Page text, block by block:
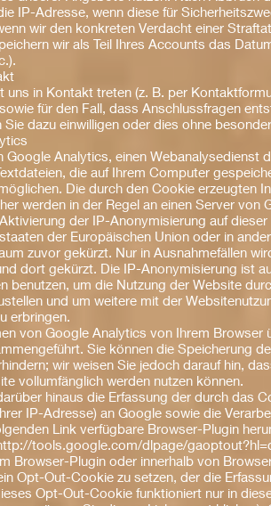
IP-Adresse, wenn diese für
wir den konkreten Verdacht einer
wir als Teil Ihres Accounts das
uns in Kontakt treten (z. B. per
für den Fall, dass Anschlussfragen
Sie dazu einwilligen oder dies ohne
Google Analytics, einen Webanalysedienst
die auf Ihrem Computer
Die durch den Cookie erzeugten
werden in der Regel an einen Server
der IP-Anonymisierung auf
der Europäischen Union oder in
zuvor gekürzt. Nur in Ausnahmefällen
dort gekürzt. Die IP-Anonymisierung ist
benutzen, um die Nutzung der Website
und um weitere mit der
erbringen.
von Google Analytics von Ihrem
Sie können die Speicherung
wir weisen Sie jedoch darauf hin,
vollumfänglich werden nutzen können.
hinaus die Erfassung der durch das
IP-Adresse) an Google sowie die
Link verfügbare Browser-Plugin
tools.google.com/dlpage/
Browser-Plugin oder innerhalb von
Opt-Out-Cookie zu setzen, der die
Opt-Out-Cookie funktioniert nur in